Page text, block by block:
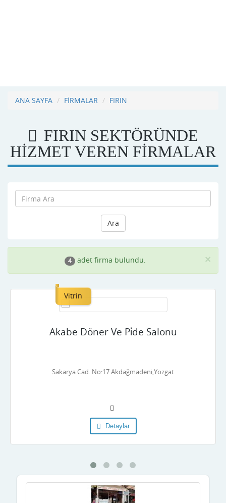
ANA SAYFA FİRMALAR FIRIN
FIRIN SEKTÖRÜNDE
HİZMET VEREN FİRMALAR
Ara
×
4 adet firma bulundu.
Vitrin
Akabe Döner Ve Pi̇de Salonu
Sakarya Cad. No:17 Akdağmadeni,Yozgat
Detaylar